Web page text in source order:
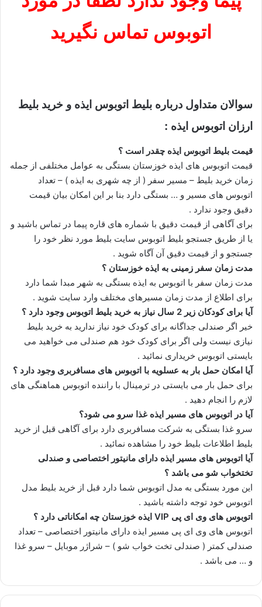
اتوبوس تماس نگیرید
سوالان متداول درباره بلیط اتوبوس ایذه و خرید بلیط
ارزان اتوبوس ایذه :
قیمت بلیط اتوبوس ایذه چقدر است ؟
قیمت اتوبوس های ایذه خوزستان بستگی به عوامل مختلفی از جمله
زمان خرید بلیط – مسیر سفر ( از چه شهری به ایذه ) – تعداد
اتوبوس های مسیر و … بستگی دارد بنا بر این امکان بیان قیمت
دقیق وجود ندارد .
برای آگاهی از قیمت دقیق با شماره های قاره پیما در تماس باشید و
یا از طریق جستجو بلیط اتوبوس سایت بلیط مورد نظر خود را
جستجو و از قیمت دقیق آن آگاه شوید .
مدت زمان سفر زمینی به ایذه خوزستان ؟
مدت زمان سفر با اتوبوس به ایذه بستگی به شهر مبدا شما دارد
برای اطلاع از مدت زمان مسیرهای مختلف وارد سایت شوید .
آیا برای کودکان زیر 2 سال نیاز به خرید بلیط اتوبوس وجود دارد ؟
خیر اگر صندلی جداگانه برای کودک خود نیاز ندارید به خرید بلیط
نیازی نیست ولی اگر برای کودک خود هم صندلی می خواهید می
بایستی اتوبوس خریداری نمائید .
آیا امکان حمل بار به عسلویه با اتوبوس های مسافربری وجود دارد ؟
برای حمل بار می بایستی در ترمینال با راننده اتوبوس هماهنگی های
لازم را انجام دهید .
آیا در اتوبوس های مسیر ایذه غذا سرو می شود؟
سرو غذا بستگی به شرکت مسافربری دارد برای آگاهی قبل از خرید
بلیط اطلاعات بلیط خود را مشاهده نمائید .
آیا اتوبوس های مسیر ایذه دارای مانیتور اختصاصی و صندلی
تختخواب شو می باشد ؟
این مورد بستگی به مدل اتوبوس شما دارد قبل از خرید بلیط مدل
اتوبوس خود توجه داشته باشید .
اتوبوس های وی ای پی VIP ایذه خوزستان چه امکاناتی دارد ؟
اتوبوس های وی ای پی مسیر ایذه دارای مانیتور اختصاصی – تعداد
صندلی کمتر ( صندلی تخت خواب شو ) – شراژر موبایل – سرو غذا
و … می باشد .